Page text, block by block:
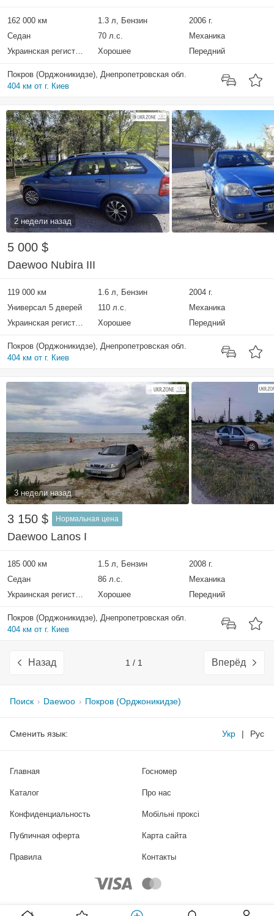
162 000 км 1.3 л, Бензин
2006 г.
Седан
70 л.с.
Механика
Украинская регистрация
Хорошее Передний
Покров (Орджоникидзе), Днепропетровская обл.
404 км от г. Киев
2 недели назад
5 000 $
Daewoo Nubira III
119 000 км 1.6 л, Бензин
2004 г.
Универсал 5 дверей
110 л.с.
Механика
Украинская регистрация
Хорошее Передний
Покров (Орджоникидзе), Днепропетровская обл.
404 км от г. Киев
3 недели назад
3 150 $ Нормальная цена
Daewoo Lanos I
185 000 км 1.5 л, Бензин
2008 г.
Седан
86 л.с.
Механика
Украинская регистрация
Хорошее Передний
Покров (Орджоникидзе), Днепропетровская обл.
404 км от г. Киев
Назад 1 / 1 Вперёд
Поиск Daewoo Покров (Орджоникидзе)
Сменить язык: Укр | Рус
Главная
Каталог
Госномер
Про нас
Конфиденциальность Мобільні проксі
Публичная оферта Карта сайта
Правила Контакты